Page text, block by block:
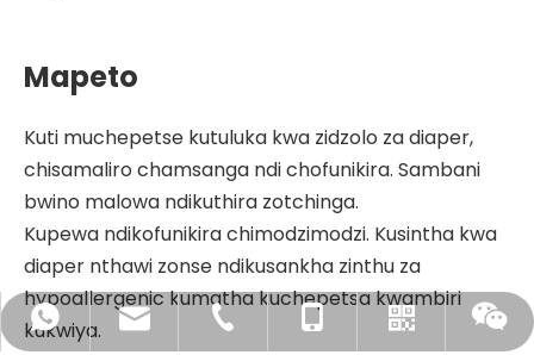
Mapeto
Kuti muchepetse kutuluka kwa zidzolo za diaper,
chisamaliro chamsanga ndi chofunikira. Sambani
bwino malowa ndikuthira zotchinga.
Kupewa ndikofunikira chimodzimodzi. Kusintha kwa
diaper nthawi zonse ndikusankha zinthu za
hypoallergenic kumatha kuchepetsa kwambiri
kukwiya.
+86 18350751968
sales@chiausdiapers.com
+ 86-592-3175351
+ 86- 18350751968
WhatsApp